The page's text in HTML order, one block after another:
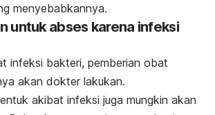
menyebabkannya.
untuk abses karena infeksi
infeksi bakteri, pemberian obat
akan dokter lakukan.
akibat infeksi juga mungkin akan